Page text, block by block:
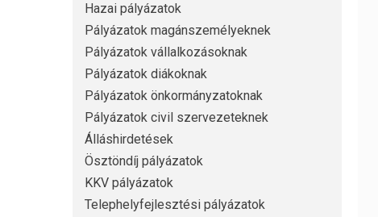
Hazai pályázatok
Pályázatok magánszemélyeknek
Pályázatok vállalkozásoknak
Pályázatok diákoknak
Pályázatok önkormányzatoknak
Pályázatok civil szervezeteknek
Álláshirdetések
Ösztöndíj pályázatok
KKV pályázatok
Telephelyfejlesztési pályázatok